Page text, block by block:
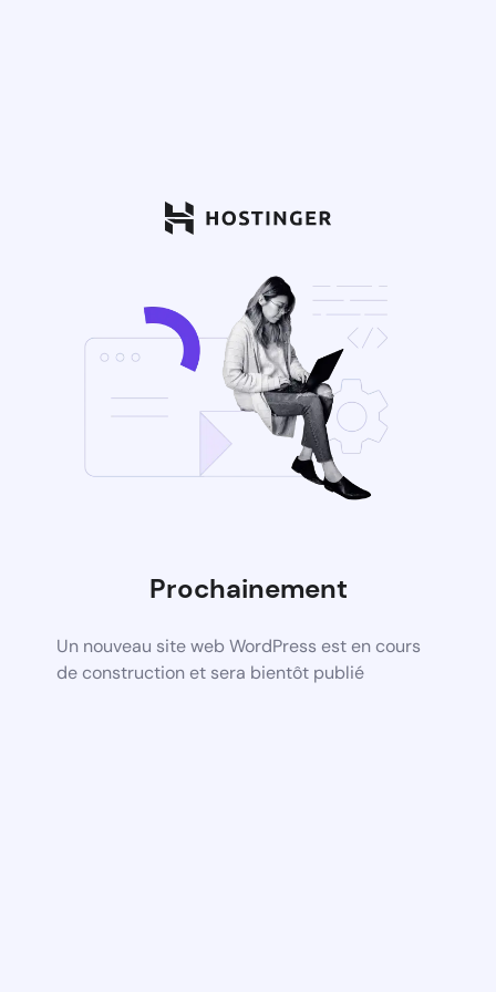
Prochainement
Un nouveau site web WordPress est en cours
de construction et sera bientôt publié